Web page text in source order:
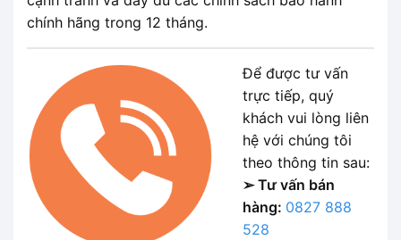
chính hãng trong 12 tháng.
Để được tư vấn
trực tiếp, quý
khách vui lòng liên
hệ với chúng tôi
theo thông tin sau:
➢ Tư vấn bán
hàng: 0827 888
528